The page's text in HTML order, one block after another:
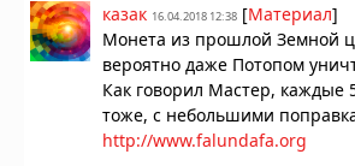
казак 16.04.2018 12:38 [Материал]
Монета из прошлой Земной
вероятно даже Потопом
Как говорил Мастер, каждые
тоже, с небольшими
http://www.falundafa.org